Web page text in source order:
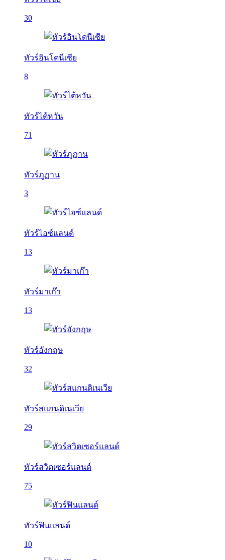
30
ทัวร์อินโดนีเซีย
8
ทัวร์ไต้หวัน
71
ทัวร์ภูฏาน
3
ทัวร์ไอซ์แลนด์
13
ทัวร์มาเก๊า
13
ทัวร์อังกฤษ
32
ทัวร์สแกนดิเนเวีย
29
ทัวร์สวิตเซอร์แลนด์
75
ทัวร์ฟินแลนด์
10